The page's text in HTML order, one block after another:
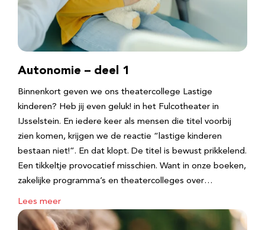
Autonomie – deel 1
Binnenkort geven we ons theatercollege Lastige
kinderen? Heb jij even geluk! in het Fulcotheater in
IJsselstein. En iedere keer als mensen die titel voorbij
zien komen, krijgen we de reactie “lastige kinderen
bestaan niet!”. En dat klopt. De titel is bewust prikkelend.
Een tikkeltje provocatief misschien. Want in onze boeken,
zakelijke programma’s en theatercolleges over…
Lees meer